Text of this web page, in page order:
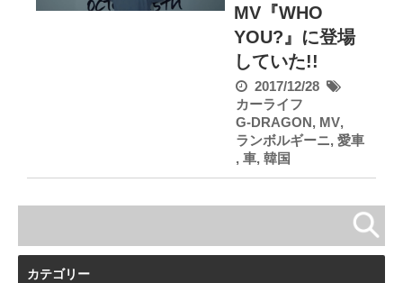
MV『WHO
YOU?』に登場
していた!!
2017/12/28
カーライフ
G-DRAGON, MV,
ランボルギーニ, 愛車
, 車, 韓国
カテゴリー